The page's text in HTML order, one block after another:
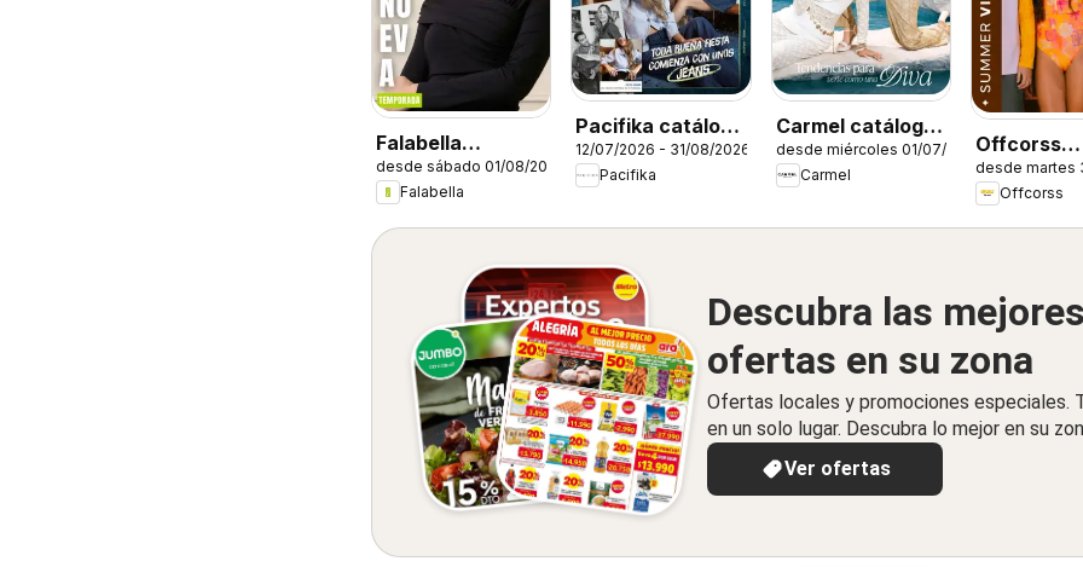
Falabella
catálogo
desde sábado 01/08/2026
Falabella
Pacifika catálogo
C12/2026
12/07/2026 - 31/08/2026
Pacifika
Carmel catálogo
C12/2026
desde miércoles 01/07/2026
Carmel
Offcorss
catálogo
desde martes
Offcorss
Descubra las mejores
ofertas en su zona
Ofertas locales y promociones especiales.
en un solo lugar. Descubra lo mejor en su
Ver ofertas